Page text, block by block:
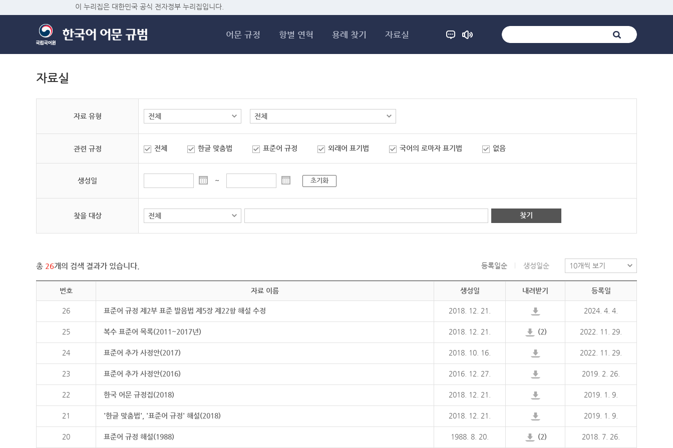
이 누리집은 대한민국 공식 전자정부 누리집입니다.
어문 규정 항별 연혁 용례 찾기 자료실
자료실
자료 유형
관련 규정 전체 한글 맞춤법 표준어 규정 외래어 표기법 국어의 로마자 표기법 없음
생성일 ~ 초기화
찾을 대상 찾기
총 26개의 검색 결과가 있습니다. 등록일순 생성일순
번호 자료 이름 생성일 내려받기 등록일
26 표준어 규정 제2부 표준 발음법 제5장 제22항 해설 수정 2018. 12. 21. 2024. 4. 4.
25 복수 표준어 목록(2011~2017년) 2018. 12. 21. (2) 2022. 11. 29.
24 표준어 추가 사정안(2017) 2018. 10. 16. 2022. 11. 29.
23 표준어 추가 사정안(2016) 2016. 12. 27. 2019. 2. 26.
22 한국 어문 규정집(2018) 2018. 12. 21. 2019. 1. 9.
21 '한글 맞춤법', '표준어 규정' 해설(2018) 2018. 12. 21. 2019. 1. 9.
20 표준어 규정 해설(1988) 1988. 8. 20. (2) 2018. 7. 26.